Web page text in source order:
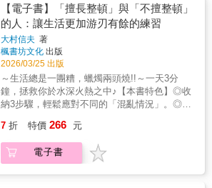
境——明明拚盡全力衝撞、努力，眼前的阻礙
卻像一堵厚實的高牆，紋絲不動；人際關係僵
持、金錢壓力沉重、時間永遠不夠，感覺人生
已經到了極限，再也無法前進一步。大家都說
靠毅力撐過就好，於是拚命壓抑情緒、硬撐著
挑戰；大家都說要負責任，於是一肩扛下了所
有難關與批評；大家都說要好好解決問題，於
是試圖改變自己、也要求身邊的人⋯⋯結果換
來的卻是身心俱疲，甚至像作者一樣陷入憂鬱
的谷底！作者村松大輔曾是東大高材生，卻在
敗，直到他從物理學中領悟到一個驚人的真
相：「意識就是基本粒子——光子！」我們的
意念正是決定世界的鑰匙，只要提升「次
【電子書】「擅長整頓」與「不擅整頓」
的人：讓生活更加游刃有餘的練習
大村信夫 著
楓書坊文化 出版
2026/03/25 出版
～生活總是一團糟，蠟燭兩頭燒!!～一天3分
鐘，拯救你於水深火熱之中♪【本書特色】◎收
納3步驟，輕鬆應對不同的「混亂情況」。◎從
只改善環境，也同步改善情緒、時間與人際
等，全方位管理生活♪明明生活好忙好忙，為何
事情總是沒有進展，天天被待辦事項追著跑!?
7 折 特價 266 元
電子書